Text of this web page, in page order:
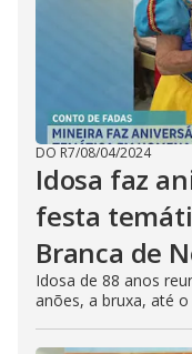
DO R7/08/04/2024
Idosa faz
festa
Branca de
Idosa de 88 anos
anões, a bruxa, até